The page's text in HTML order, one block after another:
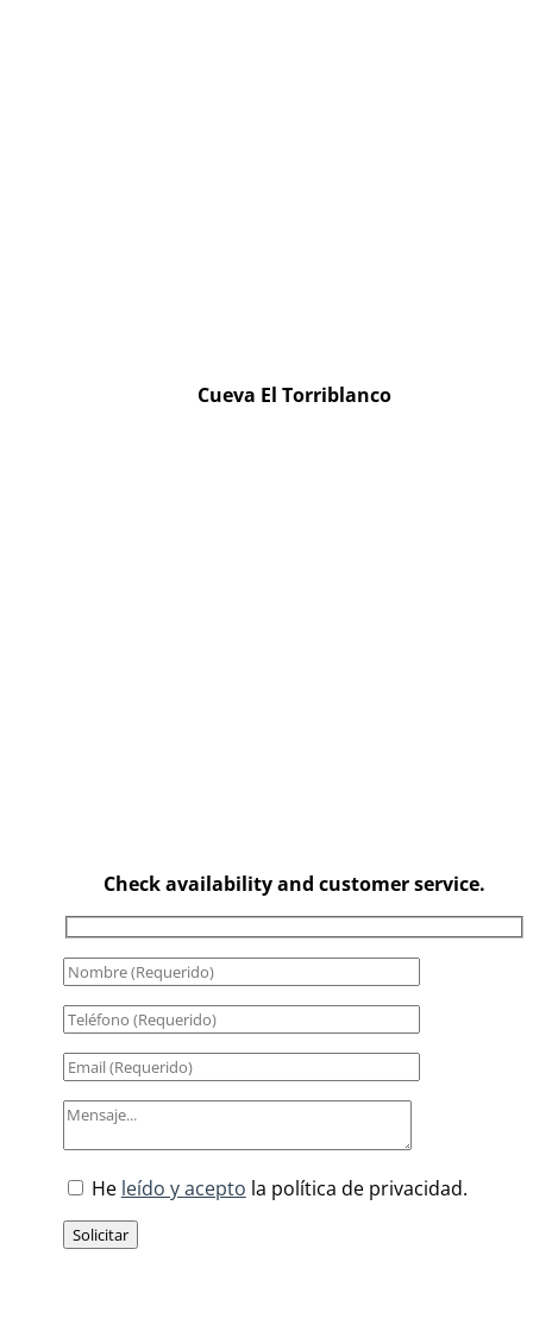
Cueva El Torriblanco
Check availability and customer service.
He leído y acepto la política de privacidad.